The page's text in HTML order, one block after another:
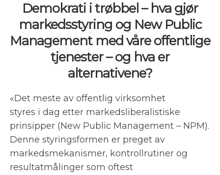
Demokrati i trøbbel – hva gjør
markedsstyring og New Public
Management med våre offentlige
tjenester – og hva er
alternativene?
«Det meste av offentlig virksomhet
styres i dag etter markedsliberalistiske
prinsipper (New Public Management – NPM).
Denne styringsformen er preget av
markedsmekanismer, kontrollrutiner og
resultatmålinger som oftest